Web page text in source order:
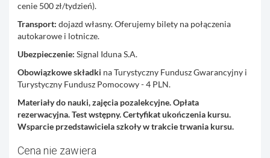
cenie 500 zł/tydzień).
Transport: dojazd własny. Oferujemy bilety na połączenia
autokarowe i lotnicze.
Ubezpieczenie: Signal Iduna S.A.
Obowiązkowe składki na Turystyczny Fundusz Gwarancyjny i
Turystyczny Fundusz Pomocowy - 4 PLN.
Materiały do nauki, zajęcia pozalekcyjne. Opłata
rezerwacyjna. Test wstępny. Certyfikat ukończenia kursu.
Wsparcie przedstawiciela szkoły w trakcie trwania kursu.
Cena nie zawiera